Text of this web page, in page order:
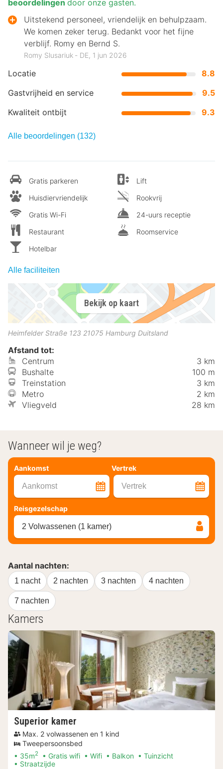
Locatie
8.8
Gastvrijheid en service
9.5
Kwaliteit ontbijt
9.3
beoordelingen door onze gasten.
Uitstekend personeel, vriendelijk en behulpzaam.
We komen zeker terug. Bedankt voor het fijne
verblijf. Romy en Bernd S.
Romy Slusariuk ‐ DE, 1 jun 2026
Alle beoordelingen (132)
Gratis parkeren
Huisdiervriendelijk
Gratis Wi-Fi
Restaurant
Hotelbar
Lift
Rookvrij
24-uurs receptie
Roomservice
Alle faciliteiten
Bekijk op kaart
Heimfelder Straße 123 21075 Hamburg Duitsland
Afstand tot:
Centrum
3 km
Bushalte
100 m
Treinstation
3 km
Metro
2 km
Vliegveld
28 km
Wanneer wil je weg?
Aankomst Vertrek
Aankomst Vertrek
Reisgezelschap
2 Volwassenen (1 kamer)
Aantal nachten:
1 nacht 2 nachten 3 nachten 4 nachten
7 nachten
Kamers
Superior kamer
Max. 2 volwassenen en 1 kind
Tweepersoonsbed
35m2 Gratis wifi Wifi Balkon
Tuinzicht
Straatzijde